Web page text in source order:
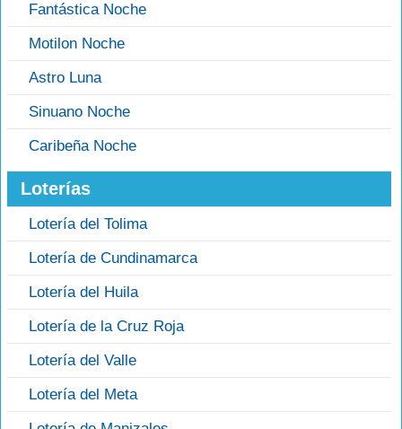
Fantástica Noche
Motilon Noche
Astro Luna
Sinuano Noche
Caribeña Noche
Loterías
Lotería del Tolima
Lotería de Cundinamarca
Lotería del Huila
Lotería de la Cruz Roja
Lotería del Valle
Lotería del Meta